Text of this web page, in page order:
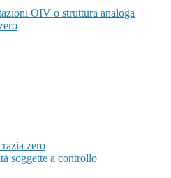
OIV o struttura analoga
zero
soggette a controllo